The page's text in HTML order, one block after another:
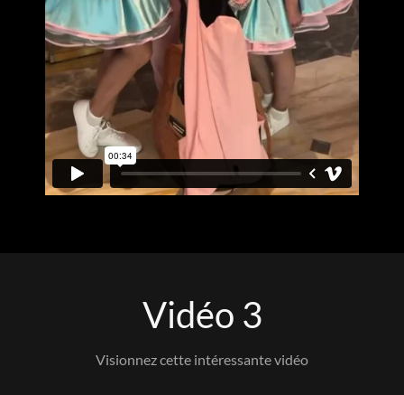
Vidéo 3
Visionnez cette intéressante vidéo